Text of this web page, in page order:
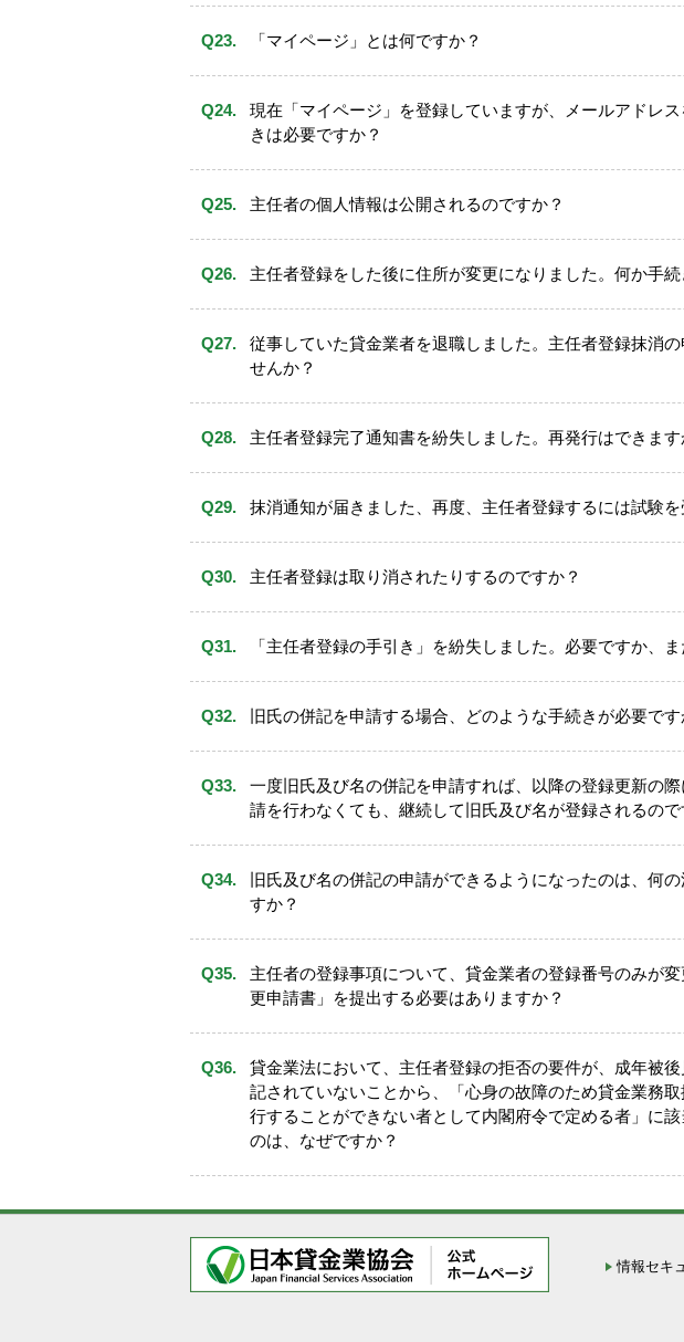
登録申請書類チェックシートの「11、その他書類」の欄
の写し」と記入し、他の申請書類と一緒にホッチキス留め
「申立書」を作成し、電話、電気、ガス、水
申請の窓口が、登録申請時とは異なりますのでご注意くだ
郵送時は、 封筒の表面に「申立書在中」と朱書きで明記し
申立書類未着については、当協会では一切責任を負えませ
局に事実確認ができるように、必ず簡易書留で郵送してくだ
協会本部および支部への持参は一切受付けいたしません。
インタ－ネット申請は、24時間受付をしており、添付書類が
「マイページ」から申請します。
インターネット上で行う各種操作については協会ホーム
郵送申請
（変更）
上図の「記入例」の申立書文言を「私は、既に申告して
に代わる書面として別紙のとおり、公共料金支払明細の
「「申立書」を作成し、電話、電気、ガス、水道等の公
以内のもの）で、主任者の氏名および居所の住所が確認
（2）に記載の受付窓口宛に送付してください。
受理後、居所を変更し、その後の「主任者登録更新のご
に発送いたします。
（居所宛の郵便物の発送取り止め）
上図の「記入例」の申立書文言を「私は、既に申告して
いたします。」として、「申立書」を作成し、上記（2
住民票の住所宛に発送いたします。
居所宛の郵便物の発送を取り止めた後、再度居所を申
「マイページ」とは何ですか？
※eラーニング講習を申込している方で教材発送先住所の変更
現在「マイページ」を登録していますが、メールアドレ
きは必要ですか？
主任者の個人情報は公開されるのですか？
主任者登録をした後に住所が変更になりました。何か手続
従事していた貸金業者を退職しました。主任者登録抹消
せんか？
主任者登録完了通知書を紛失しました。再発行はできます
抹消通知が届きました、再度、主任者登録するには試験
主任者登録は取り消されたりするのですか？
「主任者登録の手引き」を紛失しました。必要ですか、
旧氏の併記を申請する場合、どのような手続きが必要です
旧氏欄に旧氏が記載
旧氏欄に旧氏が記載
一度旧氏及び名の併記を申請すれば、以降の登録更新の
請を行わなくても、継続して旧氏及び名が登録されるので
旧氏及び名の併記の申請ができるようになったのは、何
すか？
主任者の登録事項について、貸金業者の登録番号のみが
更申請書」を提出する必要はありますか？
貸金業法において、主任者登録の拒否の要件が、成年被
記されていないことから、「心身の故障のため貸金業務
行することができない者として内閣府令で定める者」に
のは、なぜですか？
情報セキ